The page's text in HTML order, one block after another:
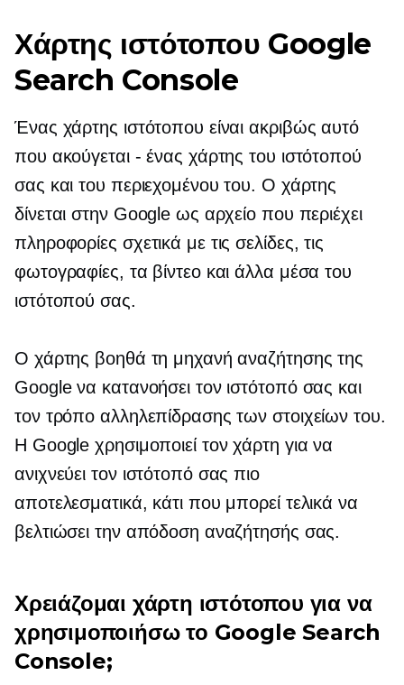
Χάρτης ιστότοπου Google
Search Console
Ένας χάρτης ιστότοπου είναι ακριβώς αυτό
που ακούγεται - ένας χάρτης του ιστότοπού
σας και του περιεχομένου του. Ο χάρτης
δίνεται στην Google ως αρχείο που περιέχει
πληροφορίες σχετικά με τις σελίδες, τις
φωτογραφίες, τα βίντεο και άλλα μέσα του
ιστότοπού σας.
Ο χάρτης βοηθά τη μηχανή αναζήτησης της
Google να κατανοήσει τον ιστότοπό σας και
τον τρόπο αλληλεπίδρασης των στοιχείων του.
Η Google χρησιμοποιεί τον χάρτη για να
ανιχνεύει τον ιστότοπό σας πιο
αποτελεσματικά, κάτι που μπορεί τελικά να
βελτιώσει την απόδοση αναζήτησής σας.
Χρειάζομαι χάρτη ιστότοπου για να
χρησιμοποιήσω το Google Search
Console;